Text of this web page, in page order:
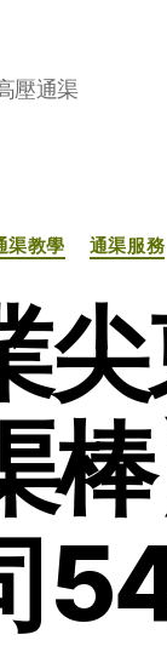
壓通渠
分
类
渠教學 通渠服務
尖